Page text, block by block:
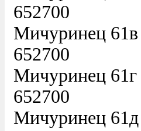
652700
Мичуринец 61в
652700
Мичуринец 61г
652700
Мичуринец 61д